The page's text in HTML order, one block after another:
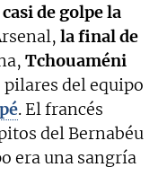
de golpe la
la final de
Tchouaméni
del equipo
. El francés
del Bernabéu
era una sangría